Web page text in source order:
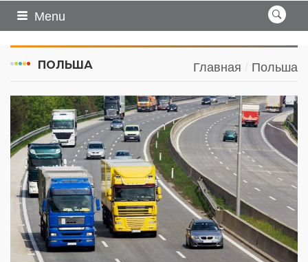
Menu
ПОЛЬША Главная Польша